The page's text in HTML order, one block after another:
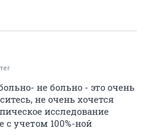
не больно - это очень
не очень хочется
исследование
с учетом 100%-ной